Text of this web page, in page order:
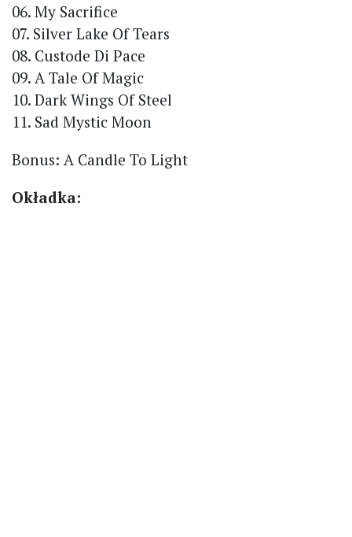
06. My Sacrifice
07. Silver Lake Of Tears
08. Custode Di Pace
09. A Tale Of Magic
10. Dark Wings Of Steel
11. Sad Mystic Moon
Bonus: A Candle To Light
Okładka: